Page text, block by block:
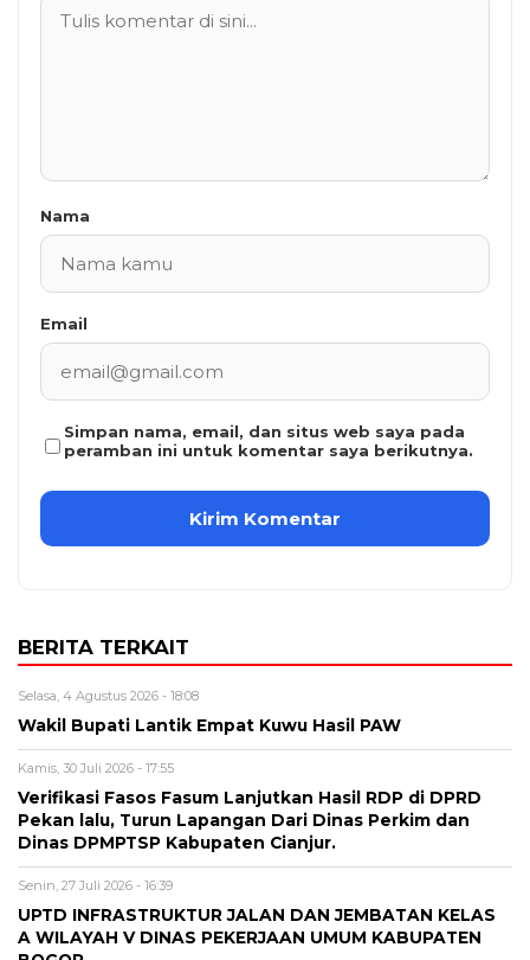
Nama
Email
Simpan nama, email, dan situs web saya pada
peramban ini untuk komentar saya berikutnya.
BERITA TERKAIT
Selasa, 4 Agustus 2026 - 18:08
Wakil Bupati Lantik Empat Kuwu Hasil PAW
Kamis, 30 Juli 2026 - 17:55
Verifikasi Fasos Fasum Lanjutkan Hasil RDP di DPRD
Pekan lalu, Turun Lapangan Dari Dinas Perkim dan
Dinas DPMPTSP Kabupaten Cianjur.
Senin, 27 Juli 2026 - 16:39
UPTD INFRASTRUKTUR JALAN DAN JEMBATAN KELAS
A WILAYAH V DINAS PEKERJAAN UMUM KABUPATEN